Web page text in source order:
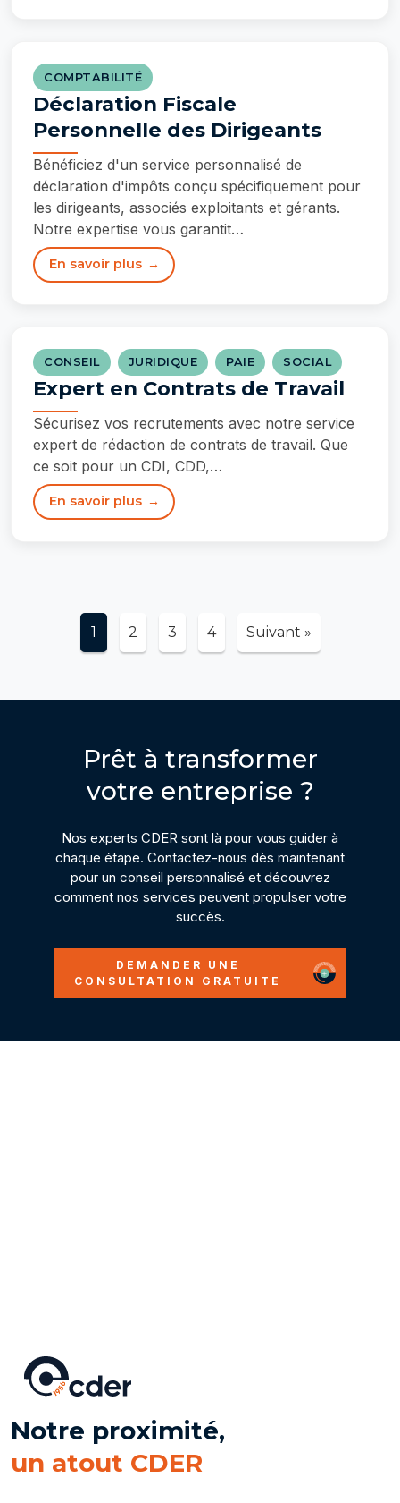
COMPTABILITÉ
Déclaration Fiscale
Personnelle des Dirigeants
Bénéficiez d'un service personnalisé de
déclaration d'impôts conçu spécifiquement pour
les dirigeants, associés exploitants et gérants.
Notre expertise vous garantit…
En savoir plus
CONSEIL JURIDIQUE PAIE SOCIAL
Expert en Contrats de Travail
Sécurisez vos recrutements avec notre service
expert de rédaction de contrats de travail. Que
ce soit pour un CDI, CDD,…
En savoir plus
1 2 3 4 Suivant »
Prêt à transformer
votre entreprise ?
Nos experts CDER sont là pour vous guider à
chaque étape. Contactez-nous dès maintenant
pour un conseil personnalisé et découvrez
comment nos services peuvent propulser votre
succès.
DEMANDER UNE
CONSULTATION GRATUITE
Notre proximité,
un atout CDER